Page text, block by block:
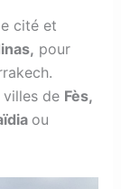
cité et
pour
de Fès,
ou